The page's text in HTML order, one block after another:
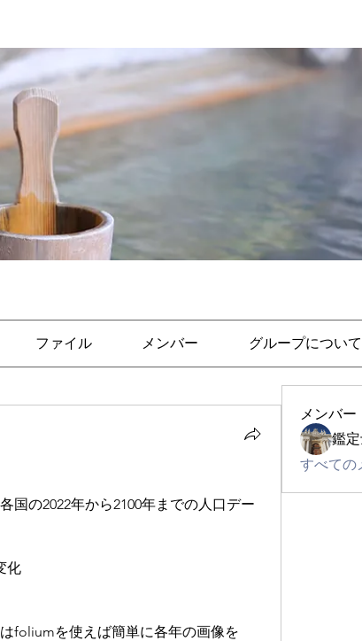
ファイル メンバー グループについて
国の2022年から2100年までの人口デー
化
foliumを使えば簡単に各年の画像を
メンバー
鑑
すべての